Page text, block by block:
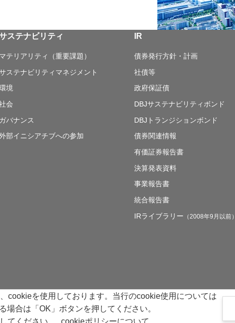
cookieを使用しております。当行のcookie使用については
合は「OK」ボタンを押してください。
てください。
cookieポリシーについて
開きます
ステナビリティ
マテリアリティ（重要課題）
ステナビリティマネジメント
境
会
ガバナンス
部イニシアチブへの参加
IR
債券発行方針・計画
社債等
政府保証債
DBJサステナビリティボンド
DBJトランジションボンド
債券関連情報
有価証券報告書
決算発表資料
事業報告書
統合報告書
IRライブラリー （2008年9月以前）
日本証券業協会